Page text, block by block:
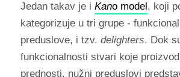
Jedan takav je i Kano model , koji
kategorizuje u tri grupe -
preduslove, i tzv. delighters. Dok
funkcionalnosti stvari koje
prednosti, nužni preduslovi